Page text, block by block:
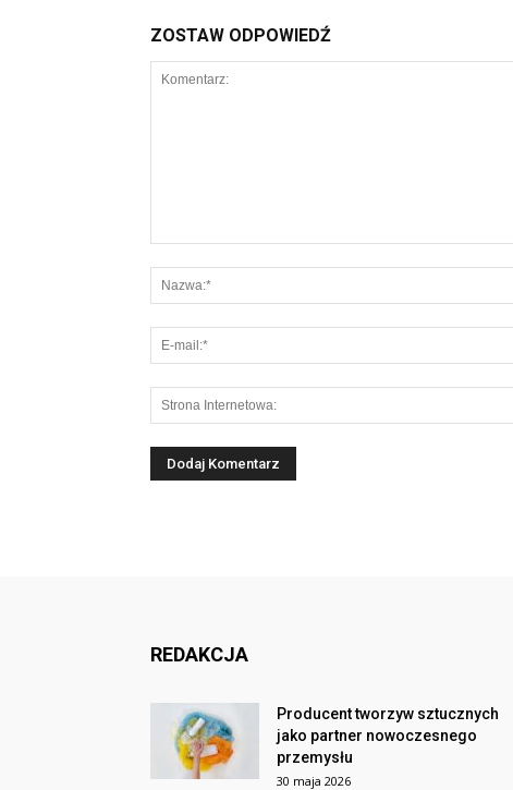
ZOSTAW ODPOWIEDŹ
REDAKCJA
Producent tworzyw sztucznych
jako partner nowoczesnego
przemysłu
30 maja 2026